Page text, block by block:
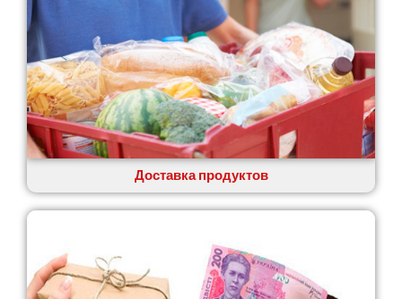
Доставка продуктов